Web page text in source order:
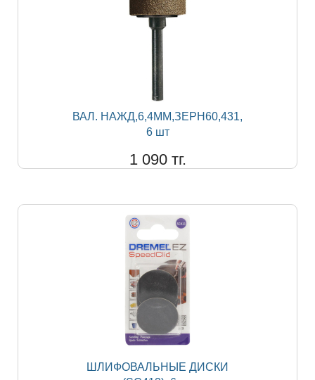
ВАЛ. НАЖД,6,4ММ,ЗЕРН60,431,
6 шт
1 090 тг.
ШЛИФОВАЛЬНЫЕ ДИСКИ